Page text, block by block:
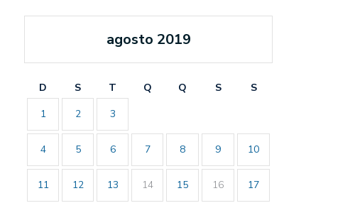
agosto 2019
D S T Q Q S
S
1
2 3
4 5 6 7 8 9 10
11 12 13 14 15 16 17